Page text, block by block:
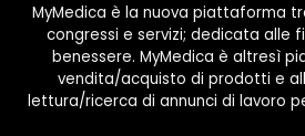
MyMedica è la nuova piattaforma
congressi e servizi; dedicata alle
benessere. MyMedica è altresì
vendita/acquisto di prodotti e
lettura/ricerca di annunci di lavoro